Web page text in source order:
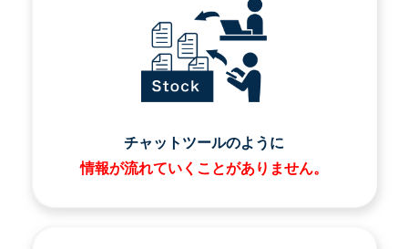
チャットツールのように
情報が流れていくことがありません。